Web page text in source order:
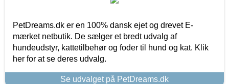
PetDreams.dk er en 100% dansk ejet og drevet E-
mærket netbutik. De sælger et bredt udvalg af
hundeudstyr, kattetilbehør og foder til hund og kat. Klik
her for at se deres udvalg.
Se udvalget på PetDreams.dk